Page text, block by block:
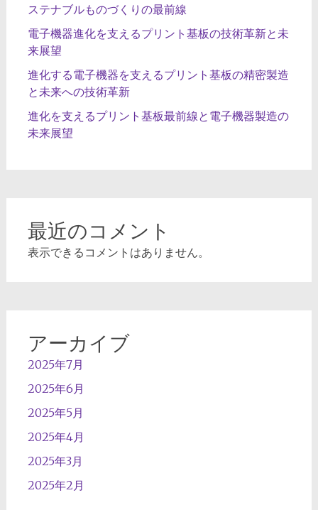
ステナブルものづくりの最前線
電子機器進化を支えるプリント基板の技術革新と未
来展望
進化する電子機器を支えるプリント基板の精密製造
と未来への技術革新
進化を支えるプリント基板最前線と電子機器製造の
未来展望
最近のコメント
表示できるコメントはありません。
アーカイブ
2025年7月
2025年6月
2025年5月
2025年4月
2025年3月
2025年2月